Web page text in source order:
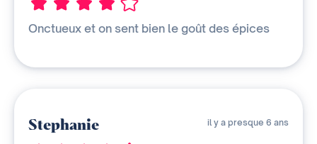
Onctueux et on sent bien le goût des épices
Stephanie il y a presque 6 ans